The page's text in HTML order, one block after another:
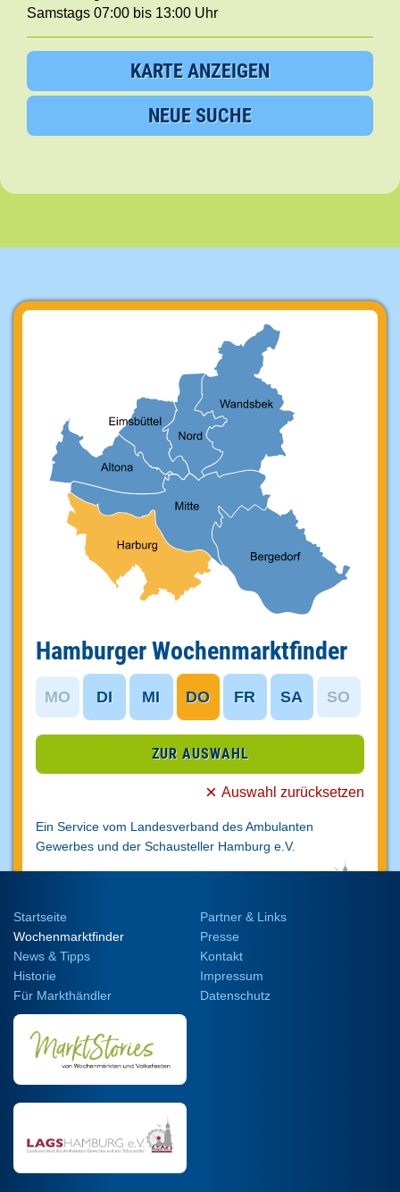
Samstags 07:00 bis 13:00 Uhr
KARTE ANZEIGEN
NEUE SUCHE
Hamburger Wochenmarktfinder
MO DI MI DO FR SA SO
ZUR AUSWAHL
Auswahl zurücksetzen
Ein Service vom Landesverband des Ambulanten
Gewerbes und der Schausteller Hamburg e.V.
Startseite
Wochenmarktfinder
News & Tipps
Historie
Für Markthändler
Partner & Links
Presse
Kontakt
Impressum
Datenschutz